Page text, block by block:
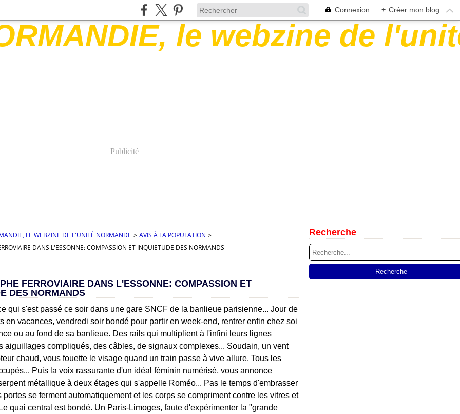
Connexion + Créer mon blog
Publicité
LE WEBZINE DE L'UNITÉ NORMANDE > AVIS À LA POPULATION >
DANS L'ESSONNE: COMPASSION ET INQUIETUDE DES NORMANDS
FERROVIAIRE DANS L'ESSONNE: COMPASSION ET
DES NORMANDS
qui s'est passé ce soir dans une gare SNCF de la banlieue parisienne... Jour de
en vacances, vendredi soir bondé pour partir en week-end, rentrer enfin chez soi
ou au fond de sa banlieue. Des rails qui multiplient à l'infini leurs lignes
aiguillages compliqués, des câbles, de signaux complexes... Soudain, un vent
chaud, vous fouette le visage quand un train passe à vive allure. Tous les
Puis la voix rassurante d'un idéal féminin numérisé, vous annonce
métallique à deux étages qui s'appelle Roméo... Pas le temps d'embrasser
portes se ferment automatiquement et les corps se compriment contre les vitres et
quai central est bondé. Un Paris-Limoges, faute d'expérimenter la "grande
Recherche